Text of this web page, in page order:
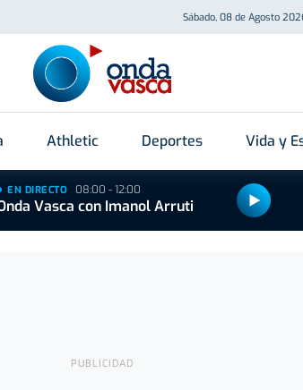
Sábado, 08 de Agosto
Athletic Deportes Vida y
EN DIRECTO 08:00 - 12:00
Vasca con Imanol Arruti